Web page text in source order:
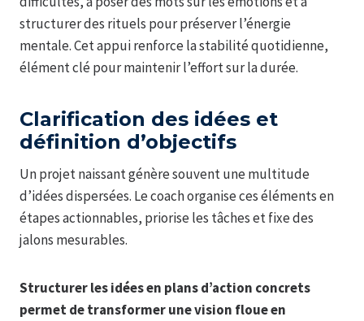
structurer des rituels pour préserver l’énergie
mentale. Cet appui renforce la stabilité quotidienne,
élément clé pour maintenir l’effort sur la durée.
Clarification des idées et
définition d’objectifs
Un projet naissant génère souvent une multitude
d’idées dispersées. Le coach organise ces éléments en
étapes actionnables, priorise les tâches et fixe des
jalons mesurables.
Structurer les idées en plans d’action concrets
permet de transformer une vision floue en